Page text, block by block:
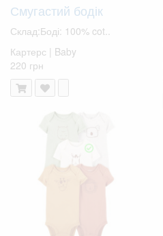
Смугастий бодік
Склад:Боді: 100% cot..
Картерс | Baby
220 грн